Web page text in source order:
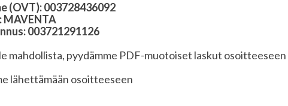
(OVT): 003728436092
003721291126
mahdollista, pyydämme PDF-muotoiset laskut osoitteeseen
lähettämään osoitteeseen